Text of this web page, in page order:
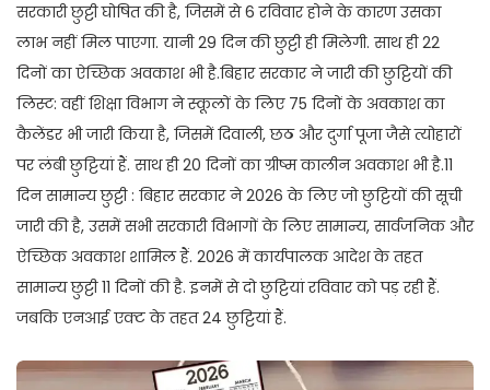
सरकारी छुट्टी घोषित की है, जिसमें से 6 रविवार होने के कारण उसका
लाभ नहीं मिल पाएगा. यानी 29 दिन की छुट्टी ही मिलेगी. साथ ही 22
दिनों का ऐच्छिक अवकाश भी है.बिहार सरकार ने जारी की छुट्टियों की
लिस्ट: वहीं शिक्षा विभाग ने स्कूलों के लिए 75 दिनों के अवकाश का
कैलेंडर भी जारी किया है, जिसमें दिवाली, छठ और दुर्गा पूजा जैसे त्योहारों
पर लंबी छुट्टियां हैं. साथ ही 20 दिनों का ग्रीष्म कालीन अवकाश भी है.11
दिन सामान्य छुट्टी : बिहार सरकार ने 2026 के लिए जो छुट्टियों की सूची
जारी की है, उसमें सभी सरकारी विभागों के लिए सामान्य, सार्वजनिक और
ऐच्छिक अवकाश शामिल हैं. 2026 में कार्यपालक आदेश के तहत
सामान्य छुट्टी 11 दिनों की है. इनमें से दो छुट्टियां रविवार को पड़ रही हैं.
जबकि एनआई एक्ट के तहत 24 छुट्टियां हैं.